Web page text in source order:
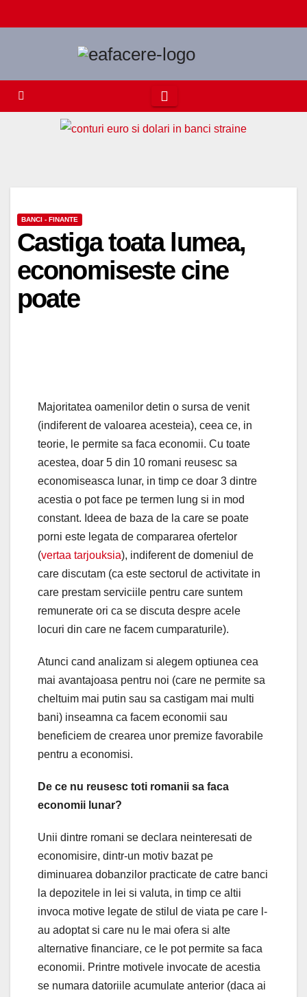
to
BANCI - FINANTE
Castiga toata lumea,
economiseste cine
poate
Majoritatea oamenilor detin o sursa de venit
(indiferent de valoarea acesteia), ceea ce, in
teorie, le permite sa faca economii. Cu toate
acestea, doar 5 din 10 romani reusesc sa
economiseasca lunar, in timp ce doar 3 dintre
acestia o pot face pe termen lung si in mod
constant. Ideea de baza de la care se poate
porni este legata de compararea ofertelor
(vertaa tarjouksia), indiferent de domeniul de
care discutam (ca este sectorul de activitate in
care prestam serviciile pentru care suntem
remunerate ori ca se discuta despre acele
locuri din care ne facem cumparaturile).
Atunci cand analizam si alegem optiunea cea
mai avantajoasa pentru noi (care ne permite sa
cheltuim mai putin sau sa castigam mai multi
bani) inseamna ca facem economii sau
beneficiem de crearea unor premize favorabile
pentru a economisi.
De ce nu reusesc toti romanii sa faca
economii lunar?
Unii dintre romani se declara neinteresati de
economisire, dintr-un motiv bazat pe
diminuarea dobanzilor practicate de catre banci
la depozitele in lei si valuta, in timp ce altii
invoca motive legate de stilul de viata pe care l-
au adoptat si care nu le mai ofera si alte
alternative financiare, ce le pot permite sa faca
economii. Printre motivele invocate de acestia
se numara datoriile acumulate anterior (daca ai